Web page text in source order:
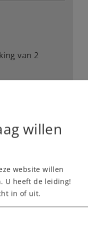
van 2
willen
website willen
U heeft de leiding!
in of uit.